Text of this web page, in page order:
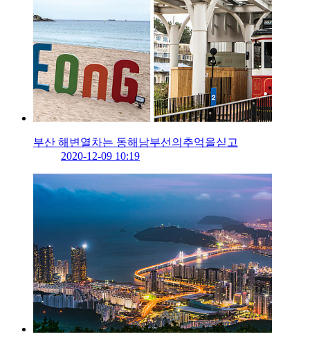
부산 해변열차는 동해남부선의추억을싣고
2020-12-09 10:19